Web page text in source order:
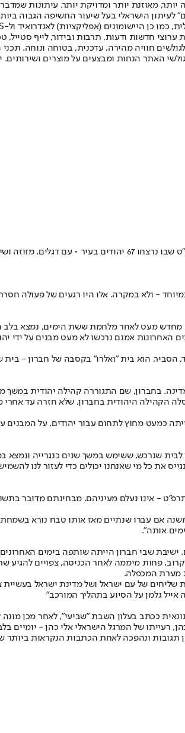
מאוזנת יותר ומדויקת יותר. עיתונות
הראשונה פורסמה ב-30 ביולי 2007, וב-2010 הפך "ישראל היום" לעיתון
חדשות ודעות, תרבות ובידור, לייף סטייל,
לגולשים חוויה מהירה, עדכנית, בטוחה ונוחה.
האתר הנחות ומבצעים על מוצרים
ואנו מקיימים אותה"
מחדש מעט לאחר מלחמת ששת הימים, נמצא
ב־1983, אך לא נבנו שכונות חדשות. בשנים האחרונות אמנם
הקהילה היהודית בחברון, שלא חזרה עד
השנייה, הקסבה הייתה כמעט מחוץ לתחום עבור
לבית שנרכש, ששימש במשך שנים כנגרייה
את כל מי שאנחנו יכולים כדי לעזור לנו
אותה".
ישיבת שבי חברון הייתה שותפה בימים
פחות מיממה לאחר הכניסה, צפויים להגיע
שליחים של עם ישראל ושל מדינת ישראל
גלמן על הסיוע בתהליך המורכב"
רעייתו של המרגל הישראלי אלי כהן -
ונהפכה לאחת הכתבות הנקראות ביותר